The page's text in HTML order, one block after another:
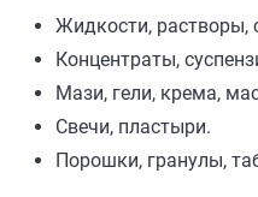
Жидкости, растворы,
Концентраты,
Мази, гели, крема,
Свечи, пластыри.
Порошки, гранулы,